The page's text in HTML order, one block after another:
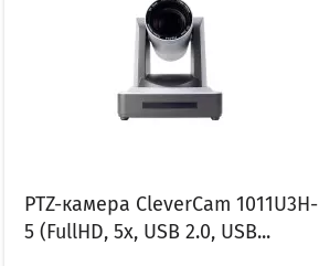
PTZ-камера CleverCam 1011U3H-
5 (FullHD, 5x, USB 2.0, USB...